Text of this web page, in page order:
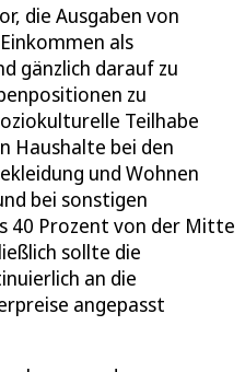
die Ausgaben von
als
gänzlich darauf zu
zu
Teilhabe
Haushalte bei den
und Wohnen
bei sonstigen
40 Prozent von der Mitte
sollte die
an die
angepasst